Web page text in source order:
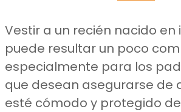
Vestir a un recién nacido en
puede resultar un poco
especialmente para los
que desean asegurarse de
esté cómodo y protegido